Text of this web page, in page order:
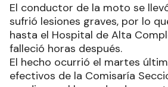
El conductor de la moto se
sufrió lesiones graves, por lo
hasta el Hospital de Alta
falleció horas después.
El hecho ocurrió el martes
efectivos de la Comisaría